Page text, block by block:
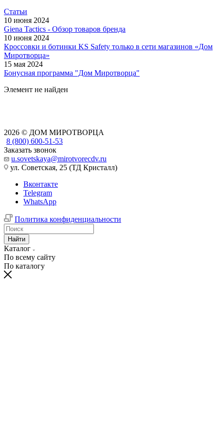
Статьи
10 июня 2024
Giena Tactics - Обзор товаров бренда
10 июня 2024
Кроссовки и ботинки KS Safety только в сети магазинов «Дом
Миротворца»
15 мая 2024
Бонусная программа "Дом Миротворца"
Элемент не найден
2026 © ДОМ МИРОТВОРЦА
8 (800) 600-51-53
Заказать звонок
u.sovetskaya@mirotvorecdv.ru
ул. Советская, 25 (ТД Кристалл)
Вконтакте
Telegram
WhatsApp
Политика конфиденциальности
Найти
Каталог
По всему сайту
По каталогу